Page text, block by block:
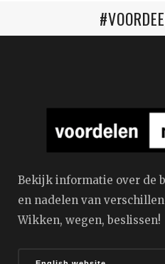
Bekijk informatie over de
en nadelen van
Wikken, wegen, beslissen!